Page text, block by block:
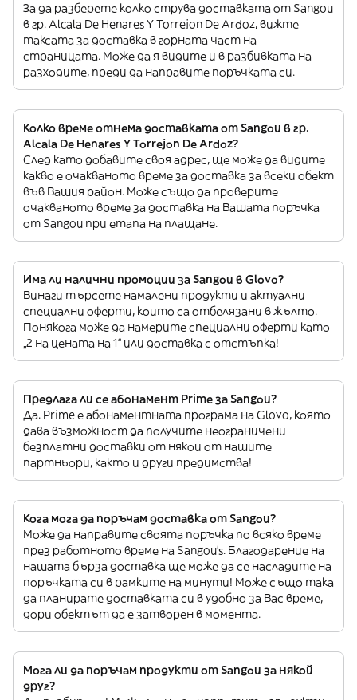
За да разберете колко струва доставката от Sangou
в гр. Alcala De Henares Y Torrejon De Ardoz, вижте
таксата за доставка в горната част на
страницата. Може да я видите и в разбивката на
разходите, преди да направите поръчката си.
Колко време отнема доставката от Sangou в гр.
Alcala De Henares Y Torrejon De Ardoz?
След като добавите своя адрес, ще може да видите
какво е очакваното време за доставка за всеки обект
във Вашия район. Може също да проверите
очакваното време за доставка на Вашата поръчка
от Sangou при етапа на плащане.
Има ли налични промоции за Sangou в Glovo?
Винаги търсете намалени продукти и актуални
специални оферти, които са отбелязани в жълто.
Понякога може да намерите специални оферти като
„2 на цената на 1“ или доставка с отстъпка!
Предлага ли се абонамент Prime за Sangou?
Да. Prime е абонаментната програма на Glovo, която
дава възможност да получите неограничени
безплатни доставки от някои от нашите
партньори, както и други предимства!
Кога мога да поръчам доставка от Sangou?
Може да направите своята поръчка по всяко време
през работното време на Sangou’s. Благодарение на
нашата бърза доставка ще може да се насладите на
поръчката си в рамките на минути! Може също така
да планирате доставката си в удобно за Вас време,
дори обектът да е затворен в момента.
Мога ли да поръчам продукти от Sangou за някой
друг?